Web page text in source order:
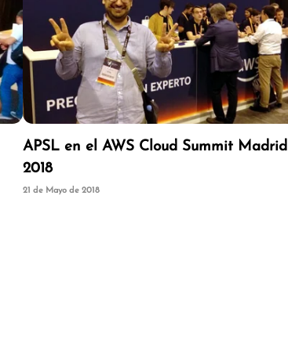
APSL en el AWS Cloud Summit Madrid
2018
21 de Mayo de 2018